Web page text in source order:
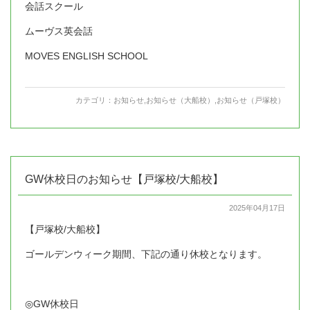
会話スクール
ムーヴス英会話
MOVES ENGLISH SCHOOL
カテゴリ： お知らせ お知らせ（大船校） お知らせ（戸塚校）
GW休校日のお知らせ【戸塚校/大船校】
2025年04月17日
【戸塚校/大船校】
ゴールデンウィーク期間、下記の通り休校となります。
◎GW休校日